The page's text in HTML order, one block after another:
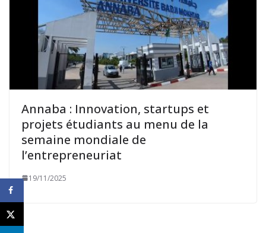
Annaba : Innovation, startups et
projets étudiants au menu de la
semaine mondiale de
l’entrepreneuriat
19/11/2025